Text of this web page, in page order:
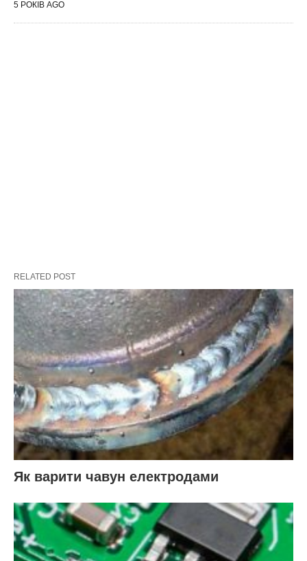
5 РОКІВ AGO
RELATED POST
Як варити чавун електродами